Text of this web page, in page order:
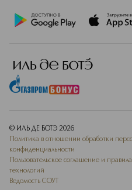
© ИЛЬ ДЕ БОТЭ 2026
Политика в отношении обработки
конфиденциальности
Пользовательское соглашение и
технологий
Ведомость СОУТ